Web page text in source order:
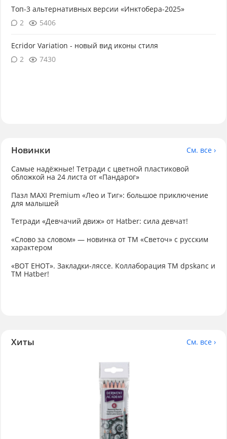
Топ-3 альтернативных версии «Инктобера-2025»
2
5406
Ecridor Variation - новый вид иконы стиля
2
7430
Новинки
См. все ›
Самые надёжные! Тетради с цветной пластиковой
обложкой на 24 листа от «Пандарог»
Пазл MAXI Premium «Лео и Тиг»: большое приключение
для малышей
Тетради «Девчачий движ» от Hatber: сила девчат!
«Слово за словом» — новинка от ТМ «Светоч» с русским
характером
«ВОТ ЕНОТ». Закладки-ляссе. Коллаборация TM dpskanc и
ТМ Hatber!
Хиты См. все ›